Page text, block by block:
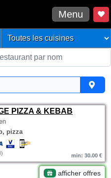
Menu
PIZZA & KEBAB
pizza
min: 30.00 €
afficher offres